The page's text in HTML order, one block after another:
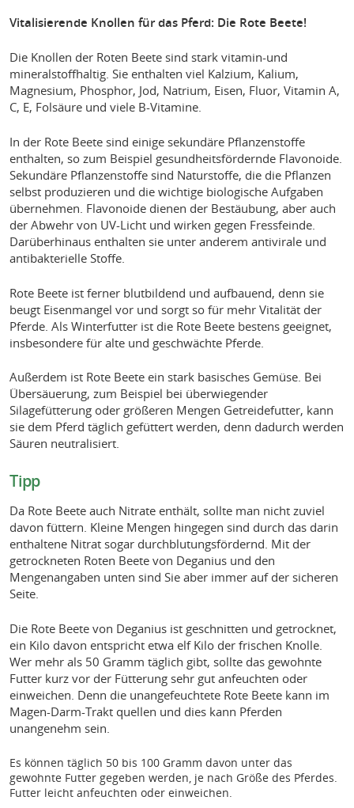
Vitalisierende Knollen für das Pferd: Die Rote Beete!
Die Knollen der Roten Beete sind stark vitamin-und
mineralstoffhaltig. Sie enthalten viel Kalzium, Kalium,
Magnesium, Phosphor, Jod, Natrium, Eisen, Fluor, Vitamin A,
C, E, Folsäure und viele B-Vitamine.
In der Rote Beete sind einige sekundäre Pflanzenstoffe
enthalten, so zum Beispiel gesundheitsfördernde Flavonoide.
Sekundäre Pflanzenstoffe sind Naturstoffe, die die Pflanzen
selbst produzieren und die wichtige biologische Aufgaben
übernehmen. Flavonoide dienen der Bestäubung, aber auch
der Abwehr von UV-Licht und wirken gegen Fressfeinde.
Darüberhinaus enthalten sie unter anderem antivirale und
antibakterielle Stoffe.
Rote Beete ist ferner blutbildend und aufbauend, denn sie
beugt Eisenmangel vor und sorgt so für mehr Vitalität der
Pferde. Als Winterfutter ist die Rote Beete bestens geeignet,
insbesondere für alte und geschwächte Pferde.
Außerdem ist Rote Beete ein stark basisches Gemüse. Bei
Übersäuerung, zum Beispiel bei überwiegender
Silagefütterung oder größeren Mengen Getreidefutter, kann
sie dem Pferd täglich gefüttert werden, denn dadurch werden
Säuren neutralisiert.
Tipp
Da Rote Beete auch Nitrate enthält, sollte man nicht zuviel
davon füttern. Kleine Mengen hingegen sind durch das darin
enthaltene Nitrat sogar durchblutungsfördernd. Mit der
getrockneten Roten Beete von Deganius und den
Mengenangaben unten sind Sie aber immer auf der sicheren
Seite.
Die Rote Beete von Deganius ist geschnitten und getrocknet,
ein Kilo davon entspricht etwa elf Kilo der frischen Knolle.
Wer mehr als 50 Gramm täglich gibt, sollte das gewohnte
Futter kurz vor der Fütterung sehr gut anfeuchten oder
einweichen. Denn die unangefeuchtete Rote Beete kann im
Magen-Darm-Trakt quellen und dies kann Pferden
unangenehm sein.
Es können täglich 50 bis 100 Gramm davon unter das
gewohnte Futter gegeben werden, je nach Größe des Pferdes.
Futter leicht anfeuchten oder einweichen.